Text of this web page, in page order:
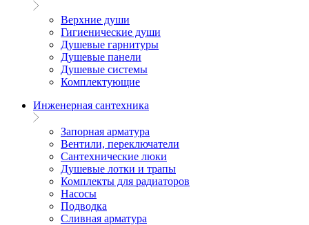
Верхние души
Гигиенические души
Душевые гарнитуры
Душевые панели
Душевые системы
Комплектующие
Инженерная сантехника
Запорная арматура
Вентили, переключатели
Сантехнические люки
Душевые лотки и трапы
Комплекты для радиаторов
Насосы
Подводка
Сливная арматура